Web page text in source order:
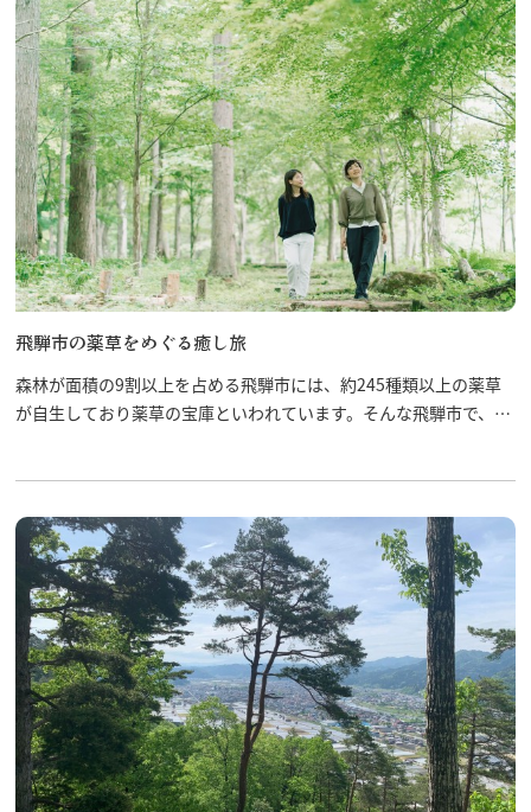
飛騨市の薬草をめぐる癒し旅
森林が面積の9割以上を占める飛騨市には、約245種類以上の薬草
が自生しており薬草の宝庫といわれています。そんな飛騨市で、薬